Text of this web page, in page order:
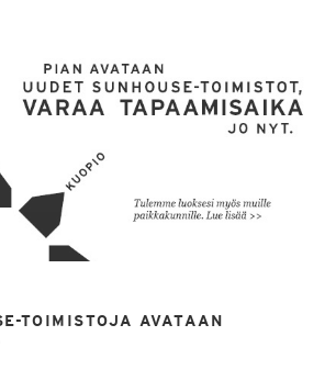
TOIMISTOJA AVATAAN